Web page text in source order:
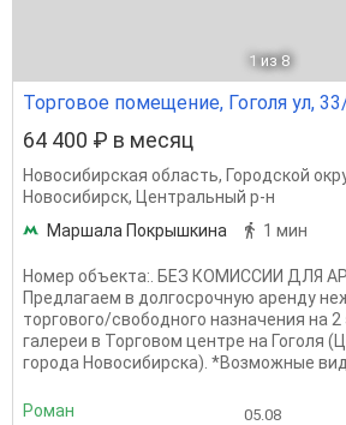
1 из 8
Торговое помещение, Гоголя ул,
64 400 ₽ в месяц
Новосибирская область, Городской
Новосибирск,
Центральный р-н
Маршала Покрышкина
1 мин
Номер объекта:. БЕЗ КОМИССИИ ДЛЯ
Предлагаем в долгосрочную аренду
торгового/свободного назначения на
галереи в Торговом центре на Гоголя
города Новосибирска). *Возможные
Роман 05.08